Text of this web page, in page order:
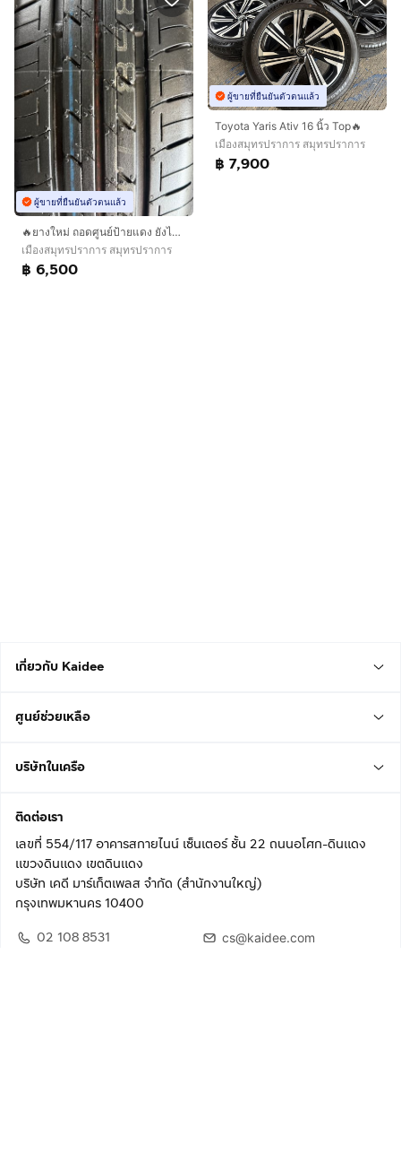
ผู้ขายที่ยืนยันตัวตนแล้ว
🔥ยางใหม่ ถอดศูนย์ป้ายแดง ยังไม่เคยใช้งาน🔥
เมืองสมุทรปราการ สมุทรปราการ
฿ 6,500
ผู้ขายที่ยืนยันตัวตนแล้ว
Toyota Yaris Ativ 16 นิ้ว Top🔥
เมืองสมุทรปราการ สมุทรปราการ
฿ 7,900
เกี่ยวกับ Kaidee
ศูนย์ช่วยเหลือ
บริษัทในเครือ
ติดต่อเรา
เลขที่ 554/117 อาคารสกายไนน์ เซ็นเตอร์ ชั้น 22 ถนนอโศก-ดินแดง
แขวงดินแดง เขตดินแดง
บริษัท เคดี มาร์เก็ตเพลส จำกัด (สำนักงานใหญ่)
กรุงเทพมหานคร 10400
02 108 8531
cs@kaidee.com